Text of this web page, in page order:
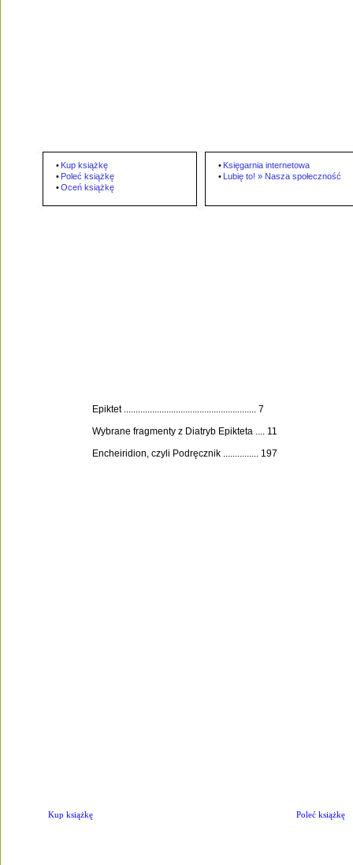
• Kup książkę
• Poleć książkę
•Oceń książkę
• Księgarnia internetowa
• Lubię to! » Nasza społeczność
Epiktet ........................................................ 7
Wybrane fragmenty z Diatryb Epikteta .... 11
Encheiridion, czyli Podręcznik ............... 197
Kup książkę Poleć książkę